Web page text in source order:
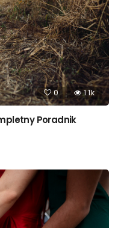
0 1.1k
Poradnik